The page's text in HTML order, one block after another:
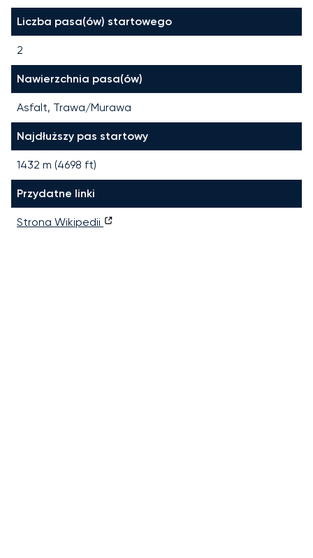
Liczba pasa(ów) startowego
2
Nawierzchnia pasa(ów)
Asfalt, Trawa/Murawa
Najdłuższy pas startowy
1432 m (4698 ft)
Przydatne linki
Strona Wikipedii